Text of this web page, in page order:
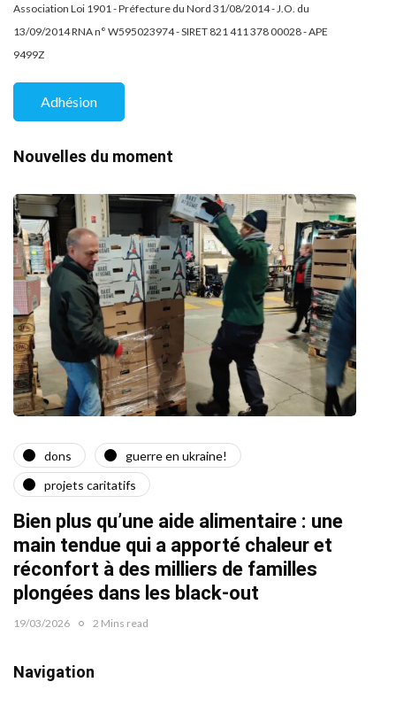
Association Loi 1901 - Préfecture du Nord 31/08/2014 - J.O. du
13/09/2014 RNA n° W595023974 - SIRET 821 411 378 00028 - APE
9499Z
Adhésion
Nouvelles du moment
dons
guerre en ukraine!
projets caritatifs
Bien plus qu’une aide alimentaire : une
main tendue qui a apporté chaleur et
réconfort à des milliers de familles
plongées dans les black-out
19/03/2026 2 Mins read
Navigation